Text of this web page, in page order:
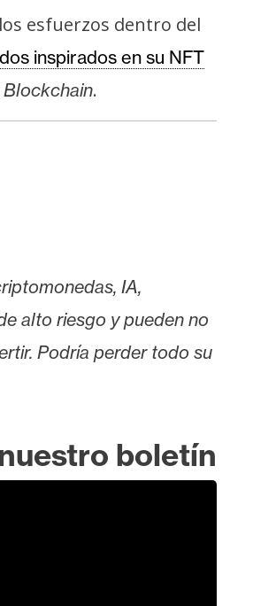
esfuerzos dentro del
inspirados en su NFT
Blockchain.
IA,
alto riesgo y pueden no
Podría perder todo su
boletín